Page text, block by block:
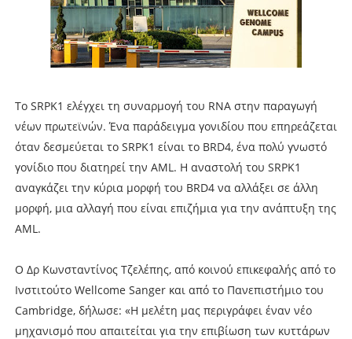
Το SRPK1 ελέγχει τη συναρμογή του RNA στην παραγωγή
νέων πρωτεϊνών. Ένα παράδειγμα γονιδίου που επηρεάζεται
όταν δεσμεύεται το SRPK1 είναι το BRD4, ένα πολύ γνωστό
γονίδιο που διατηρεί την AML. Η αναστολή του SRPK1
αναγκάζει την κύρια μορφή του BRD4 να αλλάξει σε άλλη
μορφή, μια αλλαγή που είναι επιζήμια για την ανάπτυξη της
AML.
Ο Δρ Κωνσταντίνος Τζελέπης, από κοινού επικεφαλής από το
Ινστιτούτο Wellcome Sanger και από το Πανεπιστήμιο του
Cambridge, δήλωσε: «Η μελέτη μας περιγράφει έναν νέο
μηχανισμό που απαιτείται για την επιβίωση των κυττάρων